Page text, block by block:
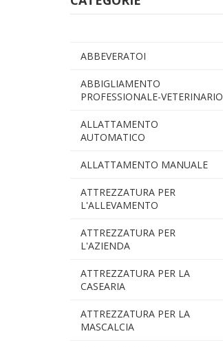
ABBEVERATOI
ABBIGLIAMENTO
PROFESSIONALE-VETERINARIO
ALLATTAMENTO
AUTOMATICO
ALLATTAMENTO MANUALE
ATTREZZATURA PER
L'ALLEVAMENTO
ATTREZZATURA PER
L'AZIENDA
ATTREZZATURA PER LA
CASEARIA
ATTREZZATURA PER LA
MASCALCIA